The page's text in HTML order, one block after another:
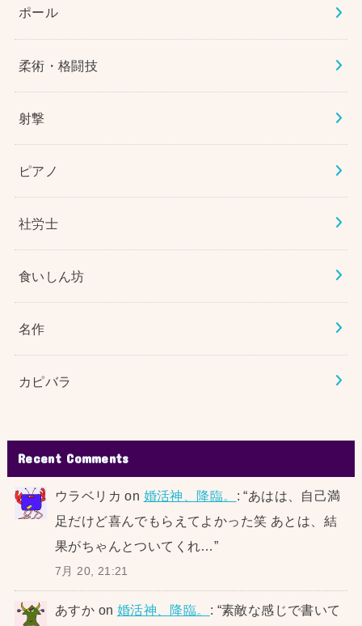
ポール
柔術・格闘技
射撃
ピアノ
社労士
食いしん坊
名作
カピバラ
Recent Comments
ウラベリカ on 婚活神、降臨。 : “あはは、自己満
足だけど喜んでもらえてよかった笑 あとは、結
果がちゃんとついてくれ…”
7月 20, 21:21
あすか on 婚活神、降臨。 : “素敵な感じで書いて